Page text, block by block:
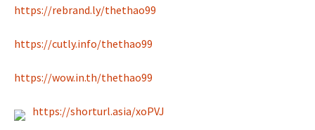
https://rebrand.ly/thethao99
https://cutly.info/thethao99
https://wow.in.th/thethao99
https://shorturl.asia/xoPVJ